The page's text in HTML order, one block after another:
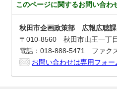
このページに関するお問い合わ
秋田市企画政策部 広報広聴課
〒010-8560 秋田市山王一丁
電話：018-888-5471 ファク
お問い合わせは専用フォー